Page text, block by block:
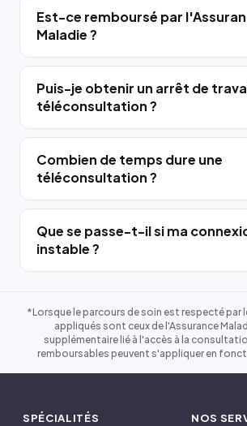
Est-ce remboursé par
Maladie ?
Puis-je obtenir un arrêt de
téléconsultation ?
Combien de temps dure une
téléconsultation ?
Que se passe-t-il si ma
instable ?
*Lorsque le parcours de soin est respecté par
appliqués sont ceux de l'Assurance
supplémentaire lié à l'accès à la
remboursables peuvent s'appliquer en
SPÉCIALITÉS NOS